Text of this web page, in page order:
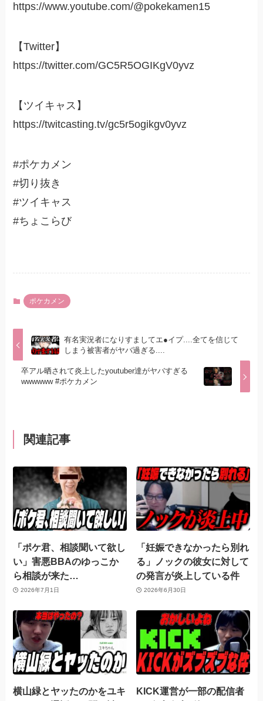
https://www.youtube.com/@pokekamen15
【Twitter】
https://twitter.com/GC5R5OGIKgV0yvz
【ツイキャス】
https://twitcasting.tv/gc5r5ogikgv0yvz
#ポケカメン
#切り抜き
#ツイキャス
#ちょこらび
ポケカメン
有名実況者になりすましてエ●イプ....全てを信じて
しまう被害者がヤバ過ぎる....
卒アル晒されて炎上したyoutuber達がヤバすぎる
wwwwww #ポケカメン
関連記事
「ポケ君、相談聞いて欲し
い」害悪BBAのゆっこか
ら相談が来た…
2026年7月1日
「妊娠できなかったら別れ
る」ノックの彼女に対して
の発言が炎上している件
2026年6月30日
横山緑とヤッたのかをユキ
KICK運営が一部の配信者